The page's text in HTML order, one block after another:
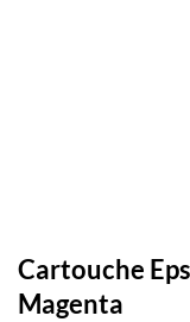
Cartouche
Magenta